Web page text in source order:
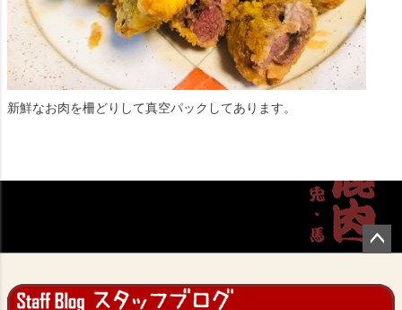
新鮮なお肉を柵どりして真空パックしてあります。
ジト